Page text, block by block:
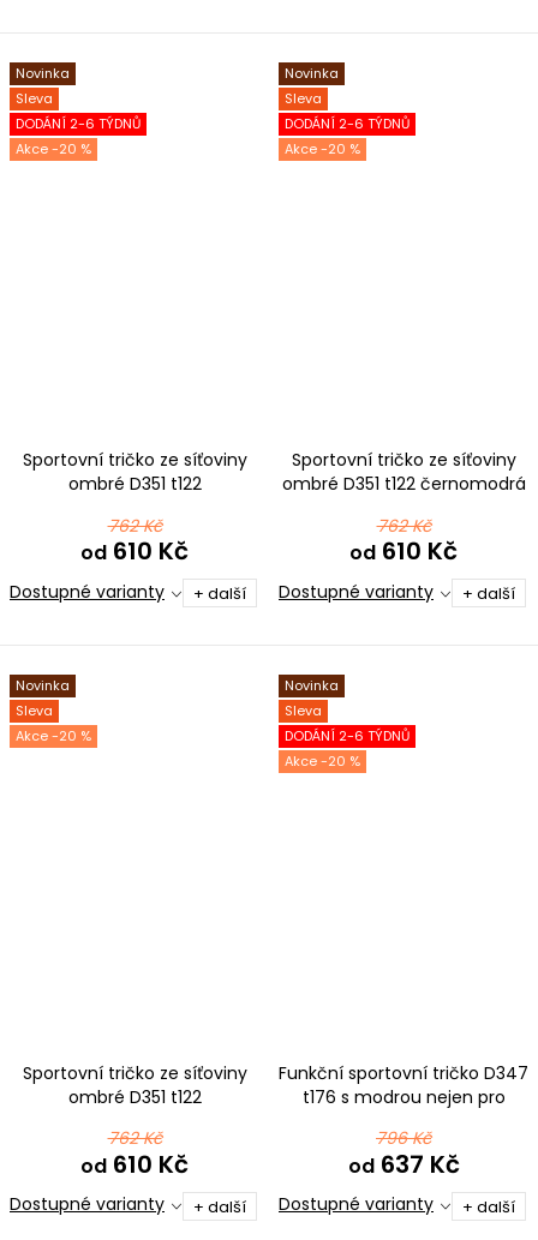
Novinka
Sleva
DODÁNÍ 2-6 TÝDNŮ
-20 %
Sportovní tričko ze síťoviny
ombré D351 t122
762 Kč
od 610 Kč
Dostupné varianty + další
Novinka
Sleva
DODÁNÍ 2-6 TÝDNŮ
-20 %
Sportovní tričko ze síťoviny
ombré D351 t122 černomodrá
762 Kč
od 610 Kč
Dostupné varianty + další
Novinka
Sleva
-20 %
Sportovní tričko ze síťoviny
ombré D351 t122
762 Kč
od 610 Kč
Dostupné varianty + další
Novinka
Sleva
DODÁNÍ 2-6 TÝDNŮ
-20 %
Funkční sportovní tričko D347
t176 s modrou nejen pro
796 Kč
od637 Kč
Dostupné varianty + další